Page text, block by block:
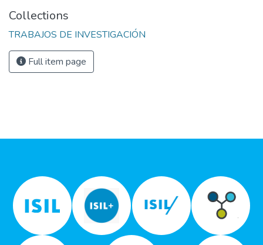
Collections
TRABAJOS DE INVESTIGACIÓN
Full item page